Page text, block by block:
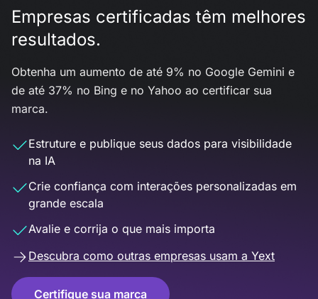
Empresas certificadas têm melhores
resultados.
Obtenha um aumento de até 9% no Google Gemini e
de até 37% no Bing e no Yahoo ao certificar sua
marca.
Estruture e publique seus dados para visibilidade
na IA
Crie confiança com interações personalizadas em
grande escala
Avalie e corrija o que mais importa
Descubra como outras empresas usam a Yext
Certifique sua marca